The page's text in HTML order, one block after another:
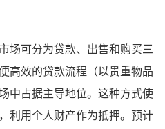
场可分为贷款、出售和购买三
高效的贷款流程（以贵重物品
中占据主导地位。这种方式使
利用个人财产作为抵押。预计